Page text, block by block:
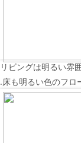
リビングは明るい雰
.床も明るい色のフロ